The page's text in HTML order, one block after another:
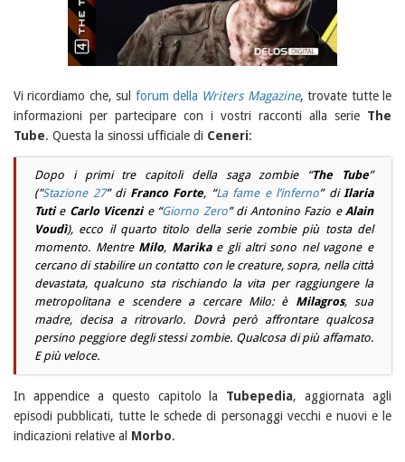
Vi ricordiamo che, sul forum della Writers Magazine, trovate tutte le
informazioni per partecipare con i vostri racconti alla serie The
Tube. Questa la sinossi ufficiale di Ceneri:
Dopo i primi tre capitoli della saga zombie “The Tube”
("Stazione 27” di Franco Forte, “La fame e l’inferno” di Ilaria
Tutie Carlo Vicenzie “Giorno Zero” di Antonino Fazio eAlain
Voudì), ecco il quarto titolo della serie zombie più tosta del
momento. Mentre Milo, Marikae gli altri sono nel vagone e
cercano di stabilire un contatto con le creature, sopra, nella città
devastata, qualcuno sta rischiando la vita per raggiungere la
metropolitana e scendere a cercare Milo: è Milagros, sua
madre, decisa a ritrovarlo. Dovrà però affrontare qualcosa
persino peggiore degli stessi zombie. Qualcosa di più affamato.
E più veloce.
In appendice a questo capitolo la Tubepedia, aggiornata agli
episodi pubblicati, tutte le schede di personaggi vecchi e nuovi e le
indicazioni relative al Morbo.